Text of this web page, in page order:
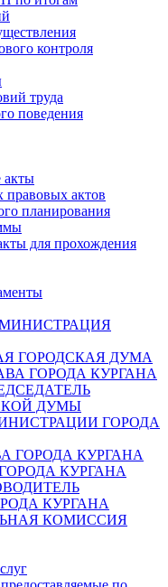
контроля
труда
поведения
акты
актов
планирования
для прохождения
ГОРОДСКАЯ ДУМА
ГОРОДА КУРГАНА
ДУМЫ
ГОРОДА
ГОРОДА КУРГАНА
КУРГАНА
КУРГАНА
КОМИССИЯ